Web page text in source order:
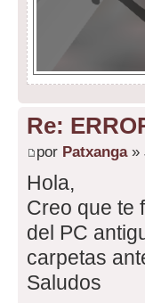
Re:
por Patxanga»
Hola,
Creo que te
del PC
carpetas
Saludos